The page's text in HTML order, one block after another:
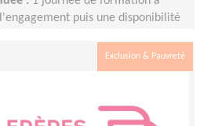
puis une disponibilité
Exclusion & Pauvreté